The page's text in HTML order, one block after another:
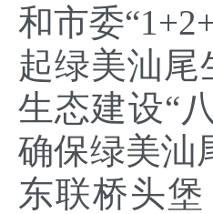
和市委
起绿美汕
生态建设“
确保绿美汕
东联桥头